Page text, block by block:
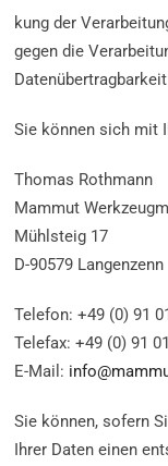
kung der
gegen die
Sie können sich mit
Thomas Rothmann
Mammut
Mühlsteig 17
D-90579 Langenzenn
Telefon: +49 (0) 91
Telefax: +49 (0) 91
E-Mail:
Sie können, sofern
Ihrer Daten einen